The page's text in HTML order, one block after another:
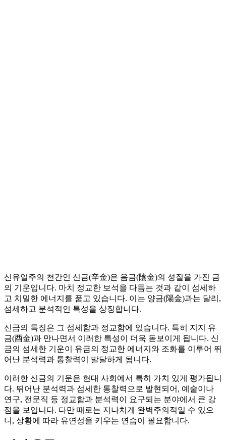
신유일주의 천간인 신금(辛金)은 음금(陰金)의 성질을 가진 금
의 기운입니다. 마치 정교한 보석을 다듬는 것과 같이 섬세하
고 치밀한 에너지를 품고 있습니다. 이는 양금(陽金)과는 달리,
섬세하고 분석적인 특성을 상징합니다.
신금의 특징은 그 섬세함과 정교함에 있습니다. 특히 지지 유
금(酉金)과 만나면서 이러한 특성이 더욱 돋보이게 됩니다. 신
금의 섬세한 기운이 유금의 정교한 에너지와 조화를 이루어 뛰
어난 분석력과 통찰력이 발달하게 됩니다.
이러한 신금의 기운은 현대 사회에서 특히 가치 있게 평가됩니
다. 뛰어난 분석력과 섬세한 통찰력으로 발현되어, 예술이나
연구, 전문직 등 정교함과 분석력이 요구되는 분야에서 큰 강
점을 보입니다. 다만 때로는 지나치게 완벽주의적일 수 있으
니, 상황에 따라 유연성을 키우는 연습이 필요합니다.